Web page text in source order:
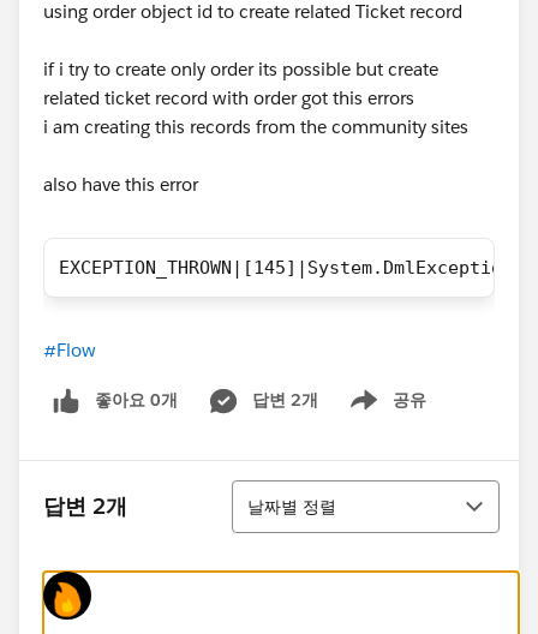
using order object id to create related Ticket record
if i try to create only order its possible but create
related ticket record with order got this errors
i am creating this records from the community sites
also have this error
#Flow
좋아요 0개 답변 2개 공유
Show menu
답변 2개
정렬
날짜별 정렬